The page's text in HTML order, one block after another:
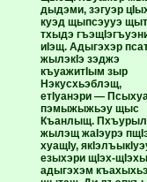
дыдэми, зэгуэр
куэд щыпсэууэ
тхыдэ
иIэщ. Адыгэхэр
жылэкIэ зэджэ
къуажитIым зыр
Нэкусхьэблэщ,
етIуанэри —
пэмыжыжьэу щыс
Къанлыщ.
жылэщ жаIэурэ
хуащIу,
езыхэри щIэх-
адыгэхэм